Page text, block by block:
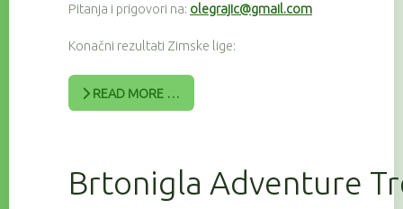
Pitanja i prigovori na: olegrajic@gmail.com
Konačni rezultati Zimske lige:
READ MORE …
Brtonigla Adventure